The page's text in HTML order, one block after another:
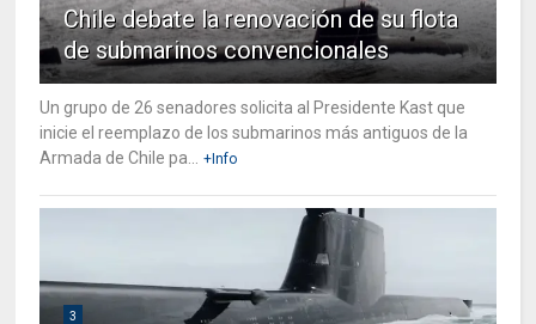
Chile debate la renovación de su flota
de submarinos convencionales
Un grupo de 26 senadores solicita al Presidente Kast que
inicie el reemplazo de los submarinos más antiguos de la
Armada de Chile pa...
+Info
3